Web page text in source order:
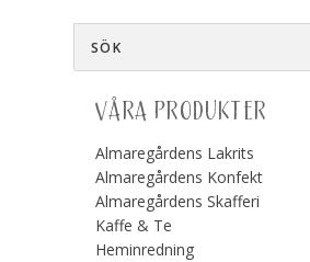
VÅRA PRODUKTER
Almaregårdens Lakrits
Almaregårdens Konfekt
Almaregårdens Skafferi
Kaffe & Te
Heminredning